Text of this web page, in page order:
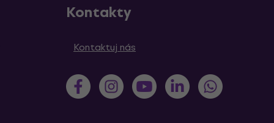
Kontakty
Kontaktuj nás